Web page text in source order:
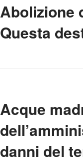
Abolizione
Questa
Acque
danni del